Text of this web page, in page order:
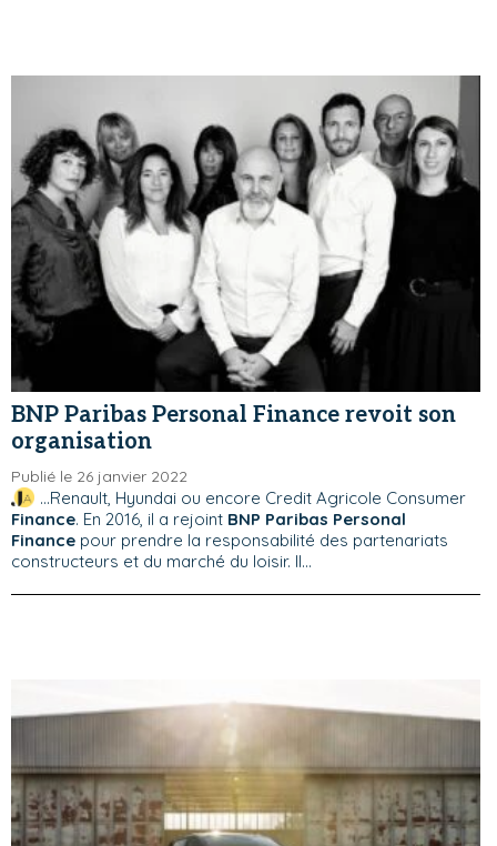
BNP Paribas Personal Finance revoit son
organisation
Publié le 26 janvier 2022
...Renault, Hyundai ou encore Credit Agricole Consumer
Finance. En 2016, il a rejoint BNP Paribas Personal
Finance pour prendre la responsabilité des partenariats
constructeurs et du marché du loisir. Il...